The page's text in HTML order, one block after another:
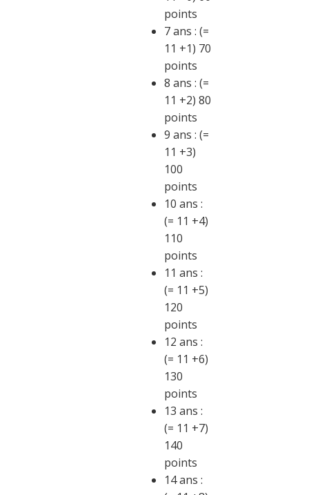
points
7 ans : (=
11 +1) 70
points
8 ans : (=
11 +2) 80
points
9 ans : (=
11 +3)
100
points
10 ans :
(= 11 +4)
110
points
11 ans :
(= 11 +5)
120
points
12 ans :
(= 11 +6)
130
points
13 ans :
(= 11 +7)
140
points
14 ans :